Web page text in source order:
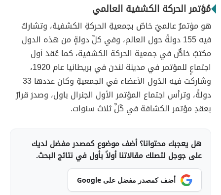
مُؤتمر الحركة الكشفية العالمي
هو مؤتمرٌ عالميٌ خاصٌ بجمعيةِ الحركةِ الكشفية، وتشاركُ
فيه 155 دولةً حول العالم، وفي كلّ دولةٍ من هذه الدول
مكتبٌ خاصٌّ في جمعية الحركة الكشفية، كما عُقدَ أول
اجتماعٍ للمؤتمر في مدينة لندن في بريطانيا عام 1920،
وشاركت فيه الدُول الأعضاء في الجمعيةِ وكان عددها 33
دولةً، وترأس اجتماع المؤتمر الأول الجنرال باول، وصدرَ قرارٌ
بعقدِ مؤتمر الكشافة في كُلِّ ثلاث سنوات.
هل يعجبك محتوانا؟ أضف موضوع كمصدر مفضل لديك
على جوجل لتصلك مقالاتنا أولاً بأول في نتائج البحث.
أضف كمصدر مفضل على Google